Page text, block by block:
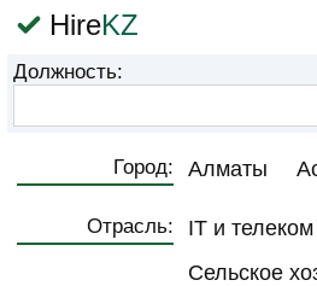
HireKZ
Должность:
Город: Алматы
Отрасль: IT и телеком
Сельское